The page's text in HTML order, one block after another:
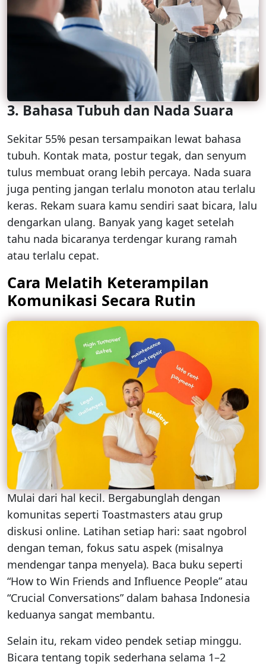
3. Bahasa Tubuh dan Nada Suara
Sekitar 55% pesan tersampaikan lewat bahasa
tubuh. Kontak mata, postur tegak, dan senyum
tulus membuat orang lebih percaya. Nada suara
juga penting jangan terlalu monoton atau terlalu
keras. Rekam suara kamu sendiri saat bicara, lalu
dengarkan ulang. Banyak yang kaget setelah
tahu nada bicaranya terdengar kurang ramah
atau terlalu cepat.
Cara Melatih Keterampilan
Komunikasi Secara Rutin
Mulai dari hal kecil. Bergabunglah dengan
komunitas seperti Toastmasters atau grup
diskusi online. Latihan setiap hari: saat ngobrol
dengan teman, fokus satu aspek (misalnya
mendengar tanpa menyela). Baca buku seperti
“How to Win Friends and Influence People” atau
“Crucial Conversations” dalam bahasa Indonesia
keduanya sangat membantu.
Selain itu, rekam video pendek setiap minggu.
Bicara tentang topik sederhana selama 1–2